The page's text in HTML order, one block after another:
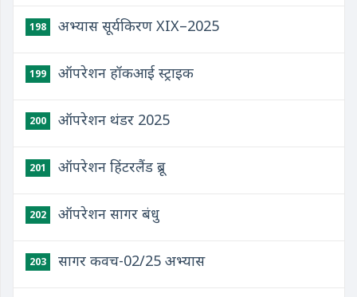
198 अभ्यास सूर्यकिरण XIX–2025
199 ऑपरेशन हॉकआई स्ट्राइक
200 ऑपरेशन थंडर 2025
201 ऑपरेशन हिंटरलैंड ब्रू
202 ऑपरेशन सागर बंधु
203 सागर कवच-02/25 अभ्यास